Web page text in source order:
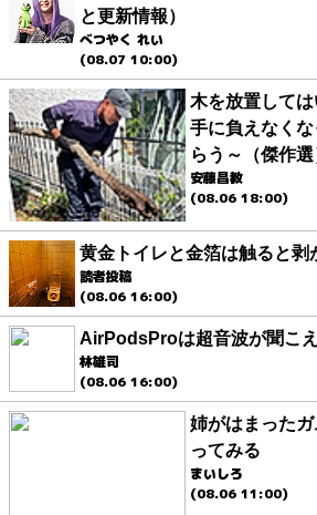
と更新情報）
べつやく れい
(08.07 10:00)
木を放置して
手に負えなく
らう～（傑作選
安藤昌教
(08.06 18:00)
黄金トイレと金箔は触ると剥
読者投稿
(08.06 16:00)
AirPodsProは超音波が聞こ
林雄司
(08.06 16:00)
姉がはまった
ってみる
まいしろ
(08.06 11:00)